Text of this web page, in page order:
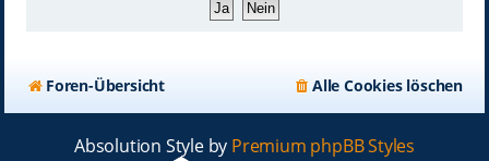
Foren-Übersicht Alle Cookies löschen
Absolution Style by Premium phpBB Styles